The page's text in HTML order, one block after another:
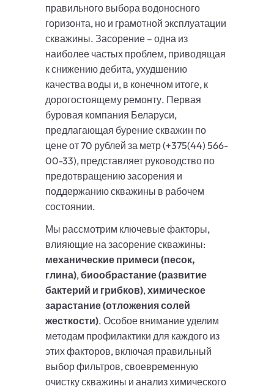
правильного выбора водоносного
горизонта, но и грамотной эксплуатации
скважины. Засорение – одна из
наиболее частых проблем, приводящая
к снижению дебита, ухудшению
качества воды и, в конечном итоге, к
дорогостоящему ремонту. Первая
буровая компания Беларуси,
предлагающая бурение скважин по
цене от 70 рублей за метр (+375(44) 566-
00-33), представляет руководство по
предотвращению засорения и
поддержанию скважины в рабочем
состоянии.
Мы рассмотрим ключевые факторы,
влияющие на засорение скважины:
механические примеси (песок,
глина),биообрастание (развитие
бактерий и грибков),химическое
зарастание (отложения солей
жесткости). Особое внимание уделим
методам профилактики для каждого из
этих факторов, включая правильный
выбор фильтров, своевременную
очистку скважины и анализ химического